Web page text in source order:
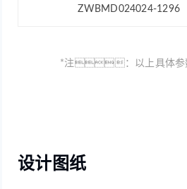
ZWBMD024024-1296
*注：以上具体参
设计图纸